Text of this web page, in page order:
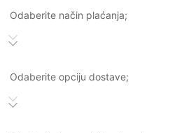
Odaberite način plaćanja;
Odaberite opciju dostave;